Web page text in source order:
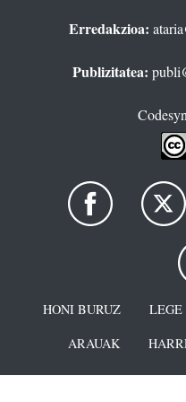
Erredakzioa:
Publizitatea:
HONI BURUZ LEGE
ARAUAK